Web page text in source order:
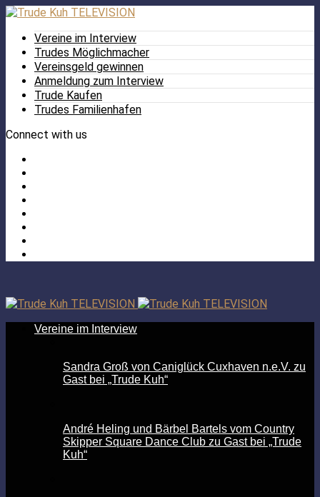
Vereine im Interview
Trudes Möglichmacher
Vereinsgeld gewinnen
Anmeldung zum Interview
Trude Kaufen
Trudes Familienhafen
Connect with us
Vereine im Interview
Sandra Groß von Caniglück Cuxhaven n.e.V. zu
Gast bei „Trude Kuh“
André Heling und Bärbel Bartels vom Country
Skipper Square Dance Club zu Gast bei „Trude
Kuh“